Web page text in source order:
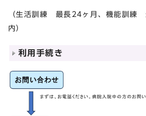
（生活訓練 最長24ヶ月、機能訓練
内）
利用手続き